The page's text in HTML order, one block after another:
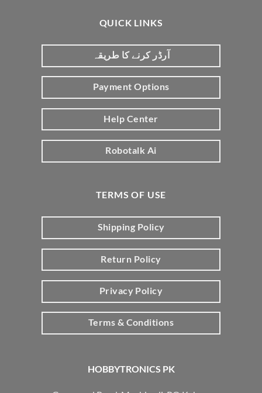
HOBBYTRONICS PK
QUICK LINKS
آرڈر کرنے کا طریقہ
Payment Options
Help Center
Robotalk Ai
TERMS OF USE
Shipping Policy
Return Policy
Privacy Policy
Terms & Conditions